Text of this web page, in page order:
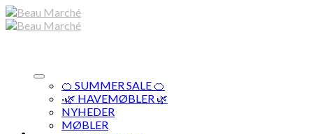
Skip
to
🍊 SUMMER SALE 🍊
·🌿 HAVEMØBLER 🌿
NYHEDER
MØBLER